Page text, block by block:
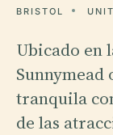
BRISTOL
Ubicado en
tranquila
de las